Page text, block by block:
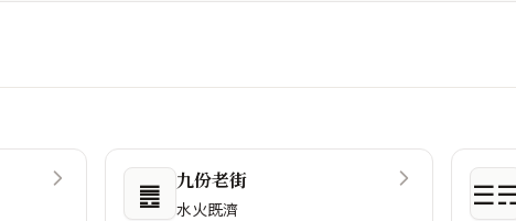
䷌ 九份老街
水火既濟